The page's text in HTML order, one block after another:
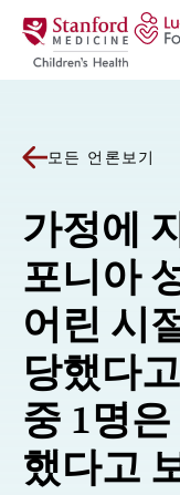
콘텐츠로 건너뛰기
모든 언론보기
가정에
포니아
어린 시
당했다
중 1명
했다고